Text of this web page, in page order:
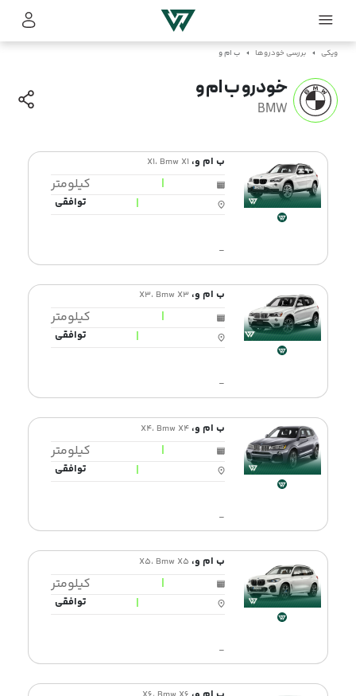
ویکی بررسی خودروها ب ام و
خودرو ب ام و
BMW
ب ام و، X1، Bmw X1
|
کیلومتر
|
توافقی
-
ب ام و،X3، Bmw X3
|
کیلومتر
|
توافقی
-
ب ام و،X4، Bmw X4
|
کیلومتر
|
توافقی
-
ب ام و، X5، Bmw X5
|
کیلومتر
|
توافقی
-